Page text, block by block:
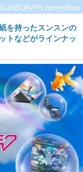
を持ったスンスンの
トなどがラインナッ